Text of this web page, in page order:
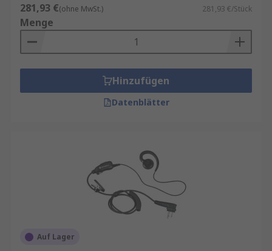
281,93 €(ohne MwSt.) 281,93 €/Stück
Menge
Hinzufügen
Datenblätter
Auf Lager